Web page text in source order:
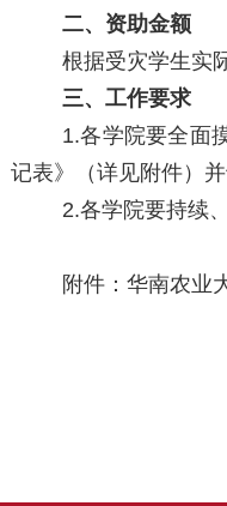
二、资助金额
根据受灾学生实
三、工作要求
1.各学院要全面
记表》（详见附件）
2.各学院要持续
附件：华南农业